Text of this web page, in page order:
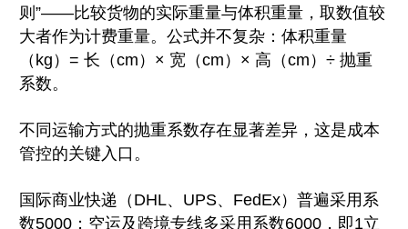
则”——比较货物的实际重量与体积重量，取数值较
大者作为计费重量。公式并不复杂：体积重量
（kg）= 长（cm）× 宽（cm）× 高（cm）÷ 抛重
系数。
不同运输方式的抛重系数存在显著差异，这是成本
管控的关键入口。
国际商业快递（DHL、UPS、FedEx）普遍采用系
数5000；空运及跨境专线多采用系数6000，即1立